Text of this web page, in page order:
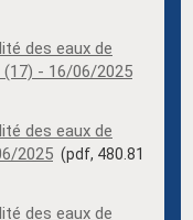
des eaux de
- 16/06/2025
des eaux de
2025 (pdf, 480.81
des eaux de